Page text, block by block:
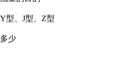
型、J型、Z型
少